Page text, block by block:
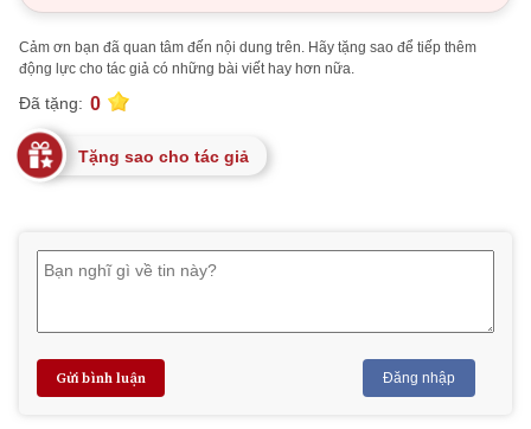
Cảm ơn bạn đã quan tâm đến nội dung trên. Hãy tặng sao để tiếp thêm
động lực cho tác giả có những bài viết hay hơn nữa.
Đã tặng: 0
Tặng sao cho tác giả
Gửi bình luận Đăng nhập